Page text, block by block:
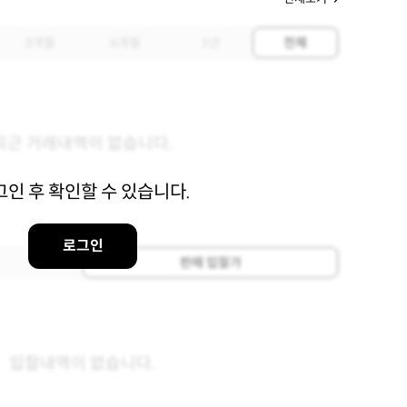
인 후 확인할 수 있습니다.
로그인
전체
판매 입찰가